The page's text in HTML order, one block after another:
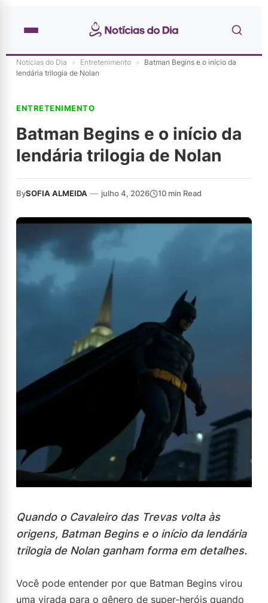
Notícias do Dia » Entretenimento » Batman Begins e o início da
lendária trilogia de Nolan
ENTRETENIMENTO
Batman Begins e o início da
lendária trilogia de Nolan
BySOFIA ALMEIDA — julho 4, 2026 10 min Read
Quando o Cavaleiro das Trevas volta às
origens, Batman Begins e o início da lendária
trilogia de Nolan ganham forma em detalhes.
Você pode entender por que Batman Begins virou
uma virada para o gênero de super-heróis quando